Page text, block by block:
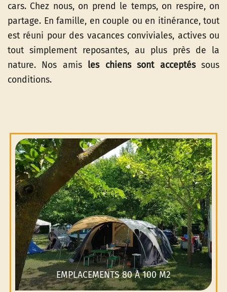
cars. Chez nous, on prend le temps, on respire, on
partage. En famille, en couple ou en itinérance, tout
est réuni pour des vacances conviviales, actives ou
tout simplement reposantes, au plus près de la
nature. Nos amis les chiens sont acceptéssous
conditions.
EMPLACEMENTS 80 À 100 M2